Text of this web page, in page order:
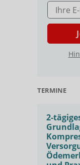
E-MAIL
TERMINE
2-